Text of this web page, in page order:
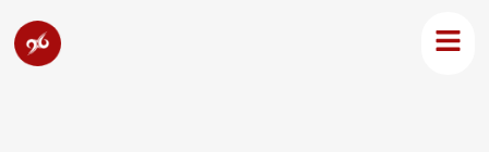
کامپیوتر دیجیتال الکترونیکی اولیه قسمت اول